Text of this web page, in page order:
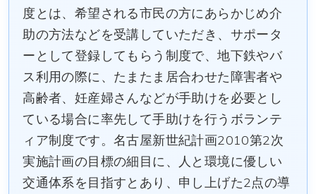
度とは、希望される市民の方にあらかじめ介
助の方法などを受講していただき、サポータ
ーとして登録してもらう制度で、地下鉄やバ
ス利用の際に、たまたま居合わせた障害者や
高齢者、妊産婦さんなどが手助けを必要とし
ている場合に率先して手助けを行うボランテ
ィア制度です。名古屋新世紀計画2010第2次
実施計画の目標の細目に、人と環境に優しい
交通体系を目指すとあり、申し上げた2点の導